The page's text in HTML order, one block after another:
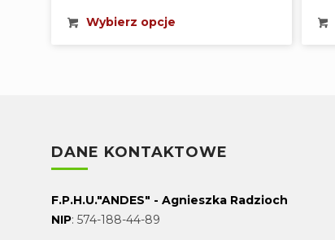
Wybierz opcje
DANE KONTAKTOWE
F.P.H.U."ANDES" - Agnieszka Radzioch
NIP: 574-188-44-89